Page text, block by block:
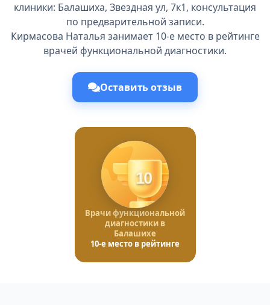
клиники: Балашиха, Звездная ул, 7к1, консультация
по предварительной записи.
Кирмасова Наталья занимает 10-е место в рейтинге
врачей функциональной диагностики.
Оставить отзыв
10
Врачи функциональной
диагностики в
Балашихе
10-е место в рейтинге